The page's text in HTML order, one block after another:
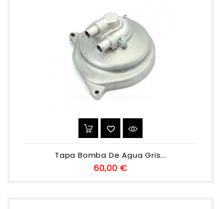
Tapa Bomba De Agua Gris...
60,00 €Preu